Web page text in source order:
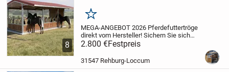
8
Merken
MEGA-ANGEBOT 2026 Pferdefuttertröge
direkt vom Hersteller! Sichern Sie sich
jetzt hochwertige Pferdefuttertröge ideal
für Innenställe, Paddockbereiche und
Privatställe. Direkt vom Hersteller...
2.800 €Festpreis
31547 Rehburg-Loccum